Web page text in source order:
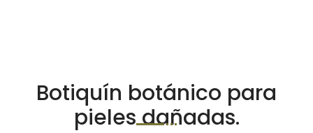
Botiquín botánico para
pieles dañadas.